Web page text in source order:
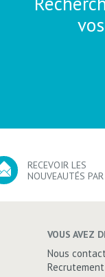
RECEVOIR LES
NOUVEAUTÉS PAR
VOUS AVEZ
Nous
Recrutement